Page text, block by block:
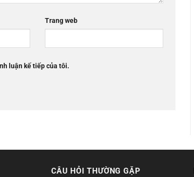
Trang web
luận kế tiếp của tôi.
CÂU HỎI THƯỜNG GẶP